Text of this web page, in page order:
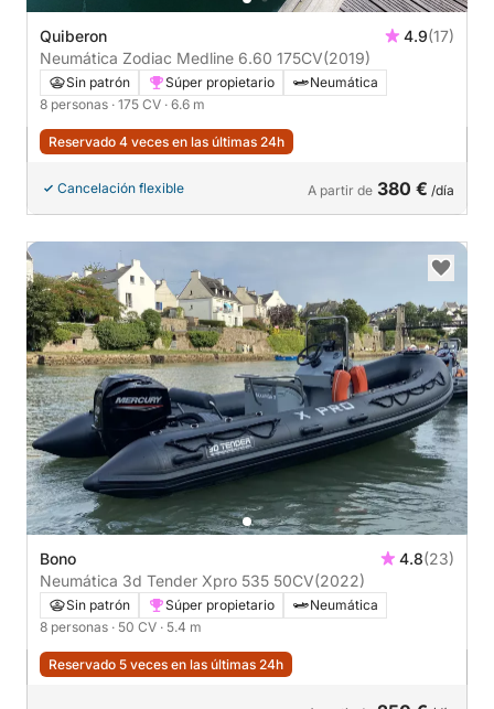
Quiberon 4.9(17)
Neumática Zodiac Medline 6.60 175CV(2019)
Sin patrón Súper propietario
Neumática
8 personas · 175 CV · 6.6 m
Reservado 4 veces en las últimas 24h
Cancelación flexible A partir de 380 € /día
Bono 4.8(23)
Neumática 3d Tender Xpro 535 50CV(2022)
Sin patrón Súper propietario
Neumática
8 personas · 50 CV · 5.4 m
Reservado 5 veces en las últimas 24h